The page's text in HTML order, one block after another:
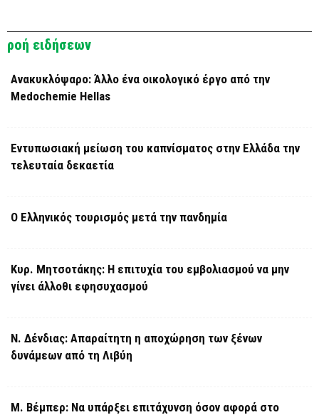
ροή ειδήσεων
Ανακυκλόψαρο: Άλλο ένα οικολογικό έργο από την
Medochemie Hellas
Εντυπωσιακή μείωση του καπνίσματος στην Ελλάδα την
τελευταία δεκαετία
Ο Ελληνικός τουρισμός μετά την πανδημία
Κυρ. Μητσοτάκης: Η επιτυχία του εμβολιασμού να μην
γίνει άλλοθι εφησυχασμού
Ν. Δένδιας: Απαραίτητη η αποχώρηση των ξένων
δυνάμεων από τη Λιβύη
Μ. Βέμπερ: Να υπάρξει επιτάχυνση όσον αφορά στο